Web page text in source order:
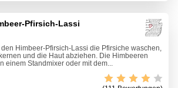
Pfirsich-Lassi
den Himbeer-Pfirsich-Lassi die Pfirsiche waschen,
und die Haut abziehen. Die Himbeeren
einem Standmixer oder mit dem...